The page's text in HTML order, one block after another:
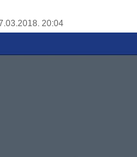
20:04